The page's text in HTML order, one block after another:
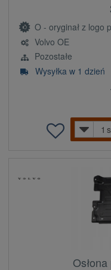
O - oryginał z logo
Volvo OE
Pozostałe
Wysyłka w 1 dzień